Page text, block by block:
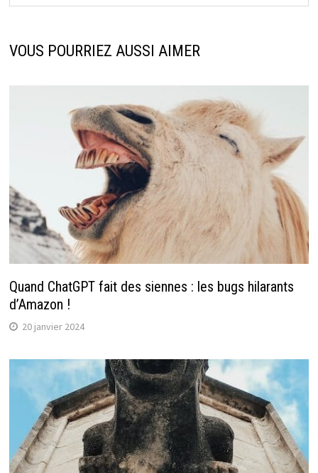
VOUS POURRIEZ AUSSI AIMER
Quand ChatGPT fait des siennes : les bugs hilarants
d’Amazon !
20 janvier 2024